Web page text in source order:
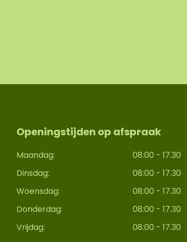
Openingstijden op afspraak
Maandag:
08:00 - 17.30
Dinsdag:
08:00 - 17.30
Woensdag:
08:00 - 17.30
Donderdag:
08:00 - 17.30
Vrijdag:
08:00 - 17.30